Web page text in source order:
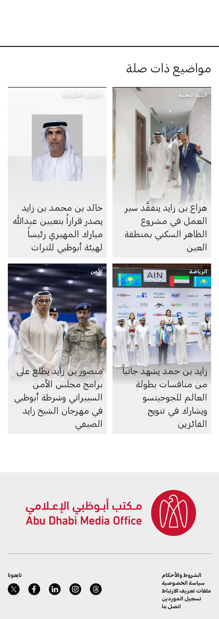
مواضيع ذات صلة
البنية التحتية
هزاع بن زايد يتفقَّد سير
العمل في مشروع
الظاهر السكني بمنطقة
العين
الشؤون الحكومية
خالد بن محمد بن زايد
يصدر قراراً بتعيين عبدالله
مبارك المهيري رئيساً
لهيئة أبوظبي للتراث
الرياضة
زايد بن حمد يشهد جانباً
من منافسات بطولة
العالم للجوجيتسو
ويشارك في تتويج
الفائزين
الأمن
منصور بن زايد يطلع على
برامج مجلس الأمن
السيبراني وشرطة أبوظبي
في مهرجان الشيخ زايد
الصيفي
تابعونا
الشروط والأحكام
سياسة الخصوصية
ملفات تعريف الارتباط
تسجيل الموردين
اتصل بنا